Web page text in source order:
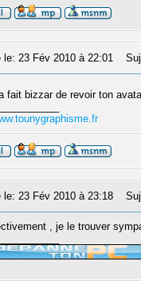
le: 23 Fév 2010 à 22:01
fait bizzar de revoir ton
le: 23 Fév 2010 à 23:18
, je le trouver